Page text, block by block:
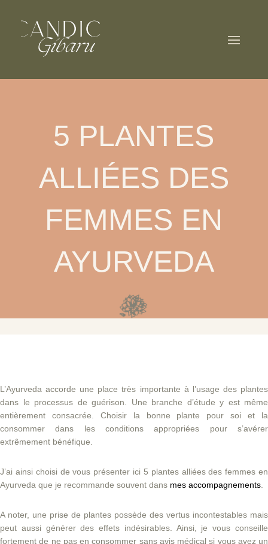
5 PLANTES
ALLIÉES DES
FEMMES EN
AYURVEDA
L’Ayurveda accorde une place très importante à l’usage des plantes
dans le processus de guérison. Une branche d’étude y est même
entièrement consacrée. Choisir la bonne plante pour soi et la
consommer dans les conditions appropriées pour s’avérer
extrêmement bénéfique.
J’ai ainsi choisi de vous présenter ici 5 plantes alliées des femmes en
Ayurveda que je recommande souvent dans mes accompagnements.
A noter, une prise de plantes possède des vertus incontestables mais
peut aussi générer des effets indésirables. Ainsi, je vous conseille
fortement de ne pas en consommer sans avis médical si vous avez un